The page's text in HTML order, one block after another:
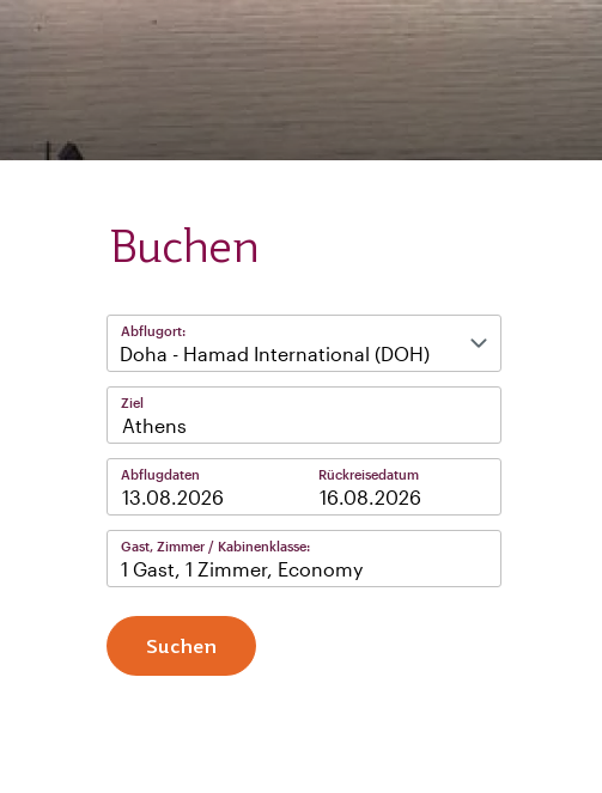
Buchen
Abflugort:
Ziel
Athens
Abflugdaten Rückreisedatum
Gast, Zimmer / Kabinenklasse:
1 Gast, 1 Zimmer, Economy
Suchen